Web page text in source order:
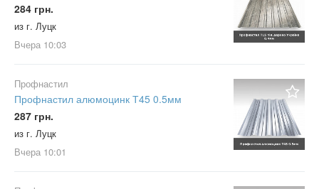
284 грн.
из г. Луцк
Вчера 10:03
Профнастил
Профнастил алюмоцинк Т45 0.5мм
287 грн.
из г. Луцк
Вчера 10:01